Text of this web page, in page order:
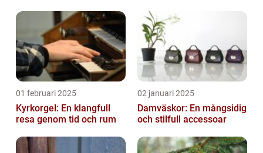
01 februari 2025
Kyrkorgel: En klangfull
resa genom tid och rum
02 januari 2025
Damväskor: En mångsidig
och stilfull accessoar